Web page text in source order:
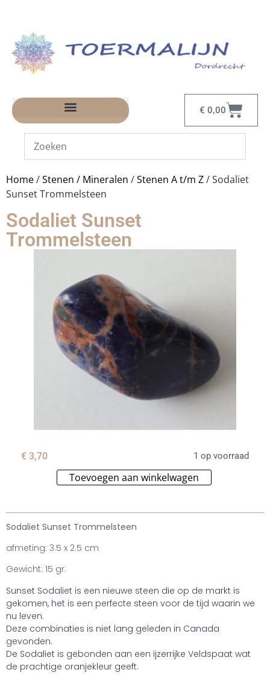
€ 0,00
Home/Stenen / Mineralen /Stenen A t/m Z/ Sodaliet
Sunset Trommelsteen
Sodaliet Sunset
Trommelsteen
€ 3,70 1 op voorraad
Toevoegen aan winkelwagen
Sodaliet Sunset Trommelsteen
afmeting: 3.5 x 2.5 cm
Gewicht: 15 gr.
Sunset Sodaliet is een nieuwe steen die op de markt is
gekomen, het is een perfecte steen voor de tijd waarin we
nu leven.
Deze combinaties is niet lang geleden in Canada
gevonden.
De Sodaliet is gebonden aan een ijzerrijke Veldspaat wat
de prachtige oranjekleur geeft.